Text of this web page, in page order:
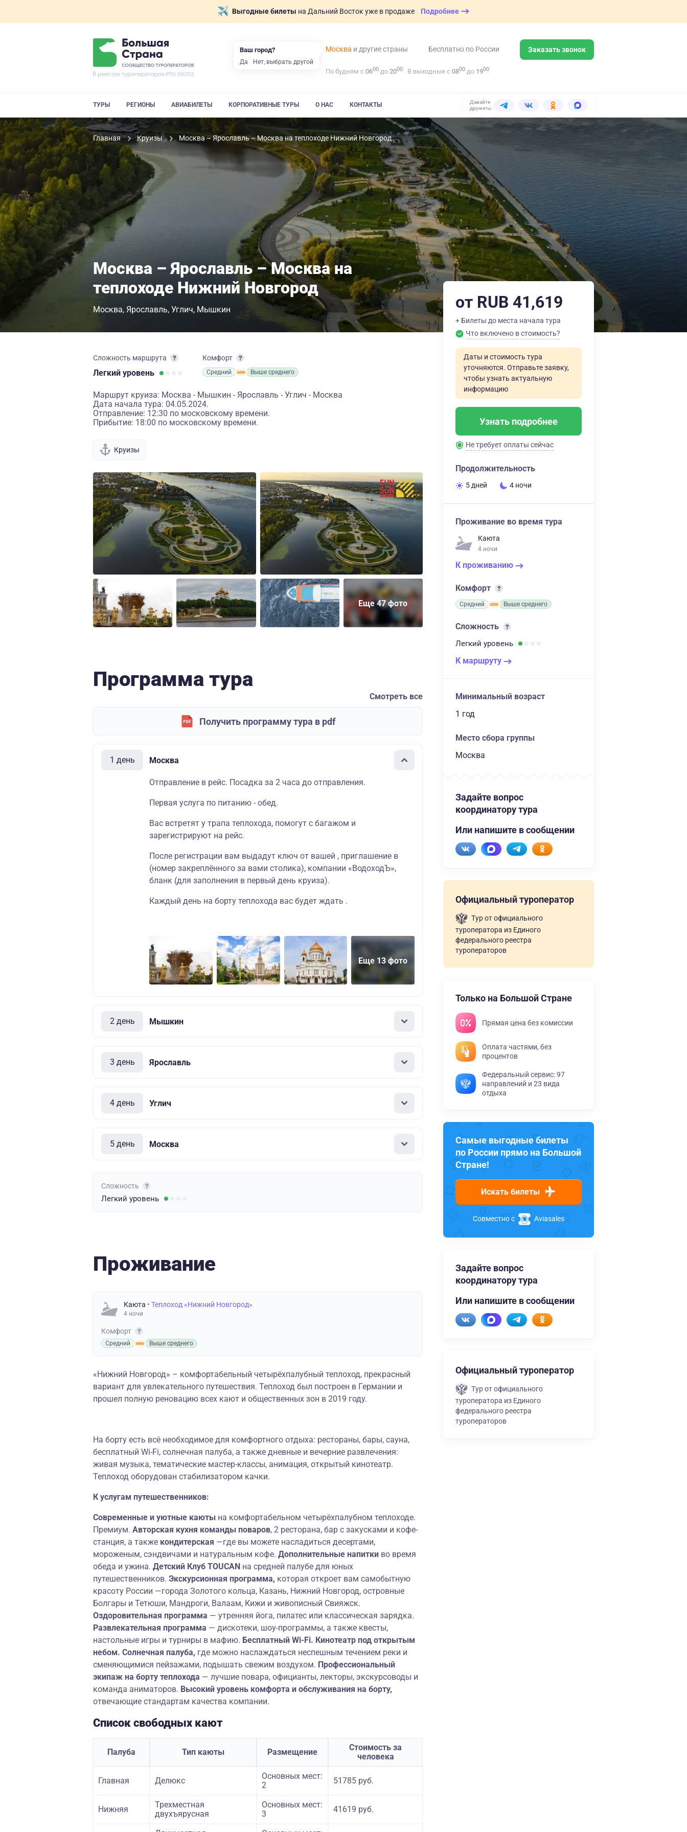
Выгодные билеты на Дальний Восток уже в продаже Подробнее
Москва и другие страны Бесплатно по России Заказать звонок
По будням с 0600 до 2000 В выходные с 0800 до 1900
ТУРЫ РЕГИОНЫ АВИАБИЛЕТЫ КОРПОРАТИВНЫЕ ТУРЫ О НАС КОНТАКТЫ
Давайте
дружить:
Главная Круизы Москва – Ярославль – Москва на теплоходе Нижний Новгород
Москва – Ярославль – Москва на
теплоходе Нижний Новгород
Москва Ярославль Углич Мышкин
Сложность маршрута
Легкий уровень
Комфорт
Средний Выше среднего
Маршрут круиза: Москва - Мышкин - Ярославль - Углич - Москва
Дата начала тура: 04.05.2024.
Отправление: 12:30 по московскому времени.
Прибытие: 18:00 по московскому времени.
Круизы
Еще 47 фото
Программа тура
Смотреть все
Получить программу тура в pdf
1 день Москва
Отправление в рейс. Посадка за 2 часа до отправления.
Первая услуга по питанию - обед.
Вас встретят у трапа теплохода, помогут с багажом и
зарегистрируют на рейс.
После регистрации вам выдадут ключ от вашей , приглашение в
(номер закреплённого за вами столика), компании «ВодоходЪ»,
бланк (для заполнения в первый день круиза).
Каждый день на борту теплохода вас будет ждать .
Еще 13 фото
2 день Мышкин
3 день Ярославль
4 день Углич
5 день Москва
Сложность
Легкий уровень
Проживание
Каюта • Теплоход «Нижний Новгород»
4 ночи
Комфорт
Средний Выше среднего
«Нижний Новгород» – комфортабельный четырёхпалубный теплоход, прекрасный
вариант для увлекательного путешествия. Теплоход был построен в Германии и
прошел полную реновацию всех кают и общественных зон в 2019 году.
На борту есть всё необходимое для комфортного отдыха: рестораны, бары, сауна,
бесплатный Wi-Fi, солнечная палуба, а также дневные и вечерние развлечения:
живая музыка, тематические мастер-классы, анимация, открытый кинотеатр.
Теплоход оборудован стабилизатором качки.
К услугам путешественников:
Современные и уютные каюты на комфортабельном четырёхпалубном теплоходе.
Премиум. Авторская кухня команды поваров, 2 ресторана, бар с закусками и кофе-
станция, а также кондитерская —где вы можете насладиться десертами,
мороженым, сэндвичами и натуральным кофе. Дополнительные напитки во время
обеда и ужина. Детский Клуб TOUCAN на средней палубе для юных
путешественников. Экскурсионная программа, которая откроет вам самобытную
красоту России —города Золотого кольца, Казань, Нижний Новгород, островные
Болгары и Тетюши, Мандроги, Валаам, Кижи и живописный Свияжск.
Оздоровительная программа — утренняя йога, пилатес или классическая зарядка.
Развлекательная программа — дискотеки, шоу-программы, а также квесты,
настольные игры и турниры в мафию. Бесплатный Wi-Fi. Кинотеатр под открытым
небом. Солнечная палуба, где можно наслаждаться неспешным течением реки и
сменяющимися пейзажами, подышать свежим воздухом. Профессиональный
экипаж на борту теплохода — лучшие повара, официанты, лекторы, экскурсоводы и
команда аниматоров. Высокий уровень комфорта и обслуживания на борту,
отвечающие стандартам качества компании.
Список свободных кают
Палуба Тип каюты Размещение
Стоимость за
человека
Главная Делюкс
Основных мест:
2
51785 руб.
Нижняя
Трехместная
двухъярусная
Основных мест:
3
41619 руб.
от RUB 41,619
+ Билеты до места начала тура
Что включено в стоимость?
Даты и стоимость тура
уточняются. Отправьте заявку,
чтобы узнать актуальную
информацию
Узнать подробнее
Не требует оплаты сейчас
Продолжительность
5 дней 4 ночи
Проживание во время тура
Каюта
4 ночи
К проживанию
Комфорт
Средний Выше среднего
Сложность
Легкий уровень
К маршруту
Минимальный возраст
1 год
Место сбора группы
Москва
Задайте вопрос
координатору тура
Или напишите в сообщении
Официальный туроператор
Тур от официального
туроператора из Единого
федерального реестра
туроператоров
Только на Большой Стране
Прямая цена без комиссии
Оплата частями, без
процентов
Федеральный сервис: 97
направлений и 23 вида
отдыха
Самые выгодные билеты
по России прямо на Большой
Стране!
Искать билеты
Совместно с Aviasales
Задайте вопрос
координатору тура
Или напишите в сообщении
Официальный туроператор
Тур от официального
туроператора из Единого
федерального реестра
туроператоров
Ваш город?
Да Нет, выбрать другой